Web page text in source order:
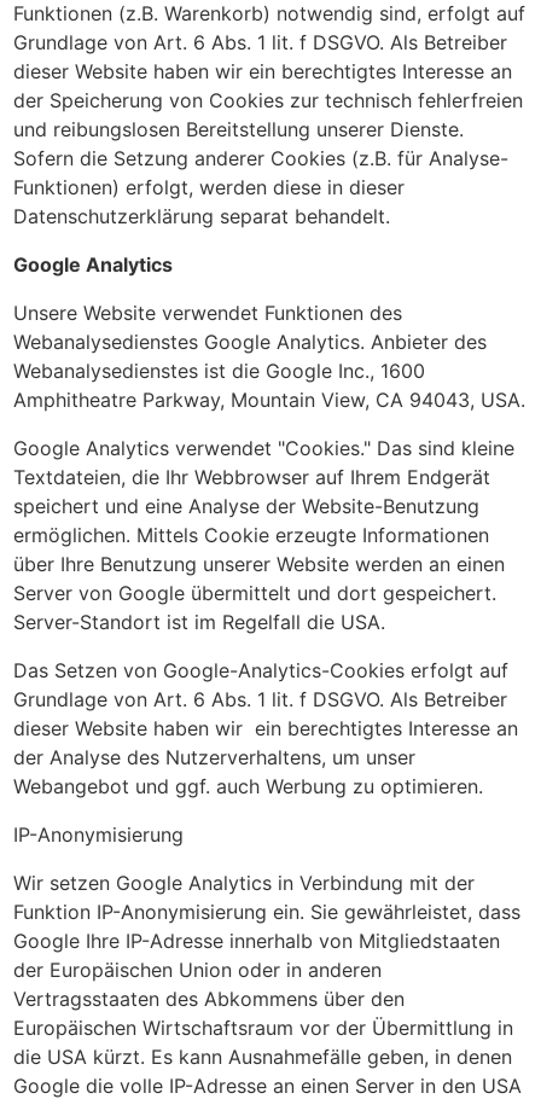
Funktionen (z.B. Warenkorb) notwendig sind, erfolgt auf
Grundlage von Art. 6 Abs. 1 lit. f DSGVO. Als Betreiber
dieser Website haben wir ein berechtigtes Interesse an
der Speicherung von Cookies zur technisch fehlerfreien
und reibungslosen Bereitstellung unserer Dienste.
Sofern die Setzung anderer Cookies (z.B. für Analyse-
Funktionen) erfolgt, werden diese in dieser
Datenschutzerklärung separat behandelt.
Google Analytics
Unsere Website verwendet Funktionen des
Webanalysedienstes Google Analytics. Anbieter des
Webanalysedienstes ist die Google Inc., 1600
Amphitheatre Parkway, Mountain View, CA 94043, USA.
Google Analytics verwendet "Cookies." Das sind kleine
Textdateien, die Ihr Webbrowser auf Ihrem Endgerät
speichert und eine Analyse der Website-Benutzung
ermöglichen. Mittels Cookie erzeugte Informationen
über Ihre Benutzung unserer Website werden an einen
Server von Google übermittelt und dort gespeichert.
Server-Standort ist im Regelfall die USA.
Das Setzen von Google-Analytics-Cookies erfolgt auf
Grundlage von Art. 6 Abs. 1 lit. f DSGVO. Als Betreiber
dieser Website haben wir ein berechtigtes Interesse an
der Analyse des Nutzerverhaltens, um unser
Webangebot und ggf. auch Werbung zu optimieren.
IP-Anonymisierung
Wir setzen Google Analytics in Verbindung mit der
Funktion IP-Anonymisierung ein. Sie gewährleistet, dass
Google Ihre IP-Adresse innerhalb von Mitgliedstaaten
der Europäischen Union oder in anderen
Vertragsstaaten des Abkommens über den
Europäischen Wirtschaftsraum vor der Übermittlung in
die USA kürzt. Es kann Ausnahmefälle geben, in denen
Google die volle IP-Adresse an einen Server in den USA